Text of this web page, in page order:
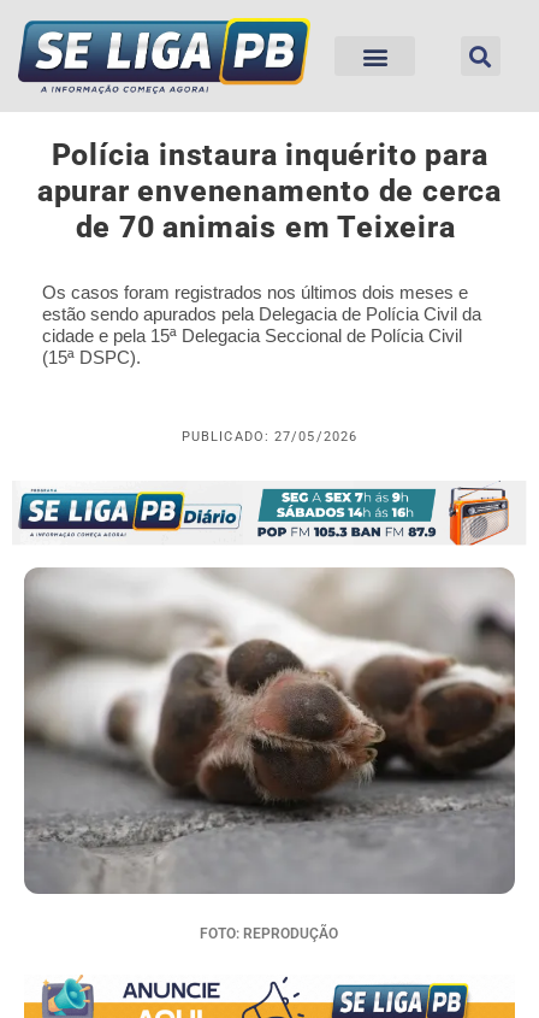
Polícia instaura inquérito para
apurar envenenamento de cerca
de 70 animais em Teixeira
Os casos foram registrados nos últimos dois meses e
estão sendo apurados pela Delegacia de Polícia Civil da
cidade e pela 15ª Delegacia Seccional de Polícia Civil
(15ª DSPC).
PUBLICADO: 27/05/2026
FOTO: REPRODUÇÃO